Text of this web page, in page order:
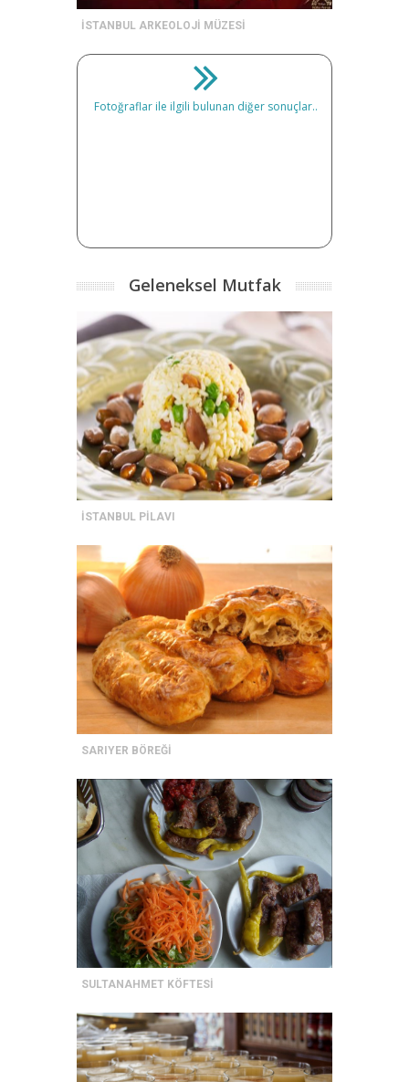
İSTANBUL ARKEOLOJİ MÜZESİ
Fotoğraflar ile ilgili bulunan diğer sonuçlar..
Geleneksel Mutfak
İSTANBUL PİLAVI
SARIYER BÖREĞİ
SULTANAHMET KÖFTESİ